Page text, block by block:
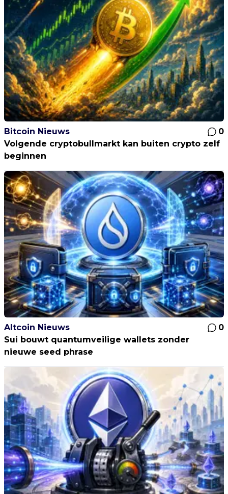
Bitcoin Nieuws
0
Volgende cryptobullmarkt kan buiten crypto zelf
beginnen
Altcoin Nieuws
0
Sui bouwt quantumveilige wallets zonder
nieuwe seed phrase